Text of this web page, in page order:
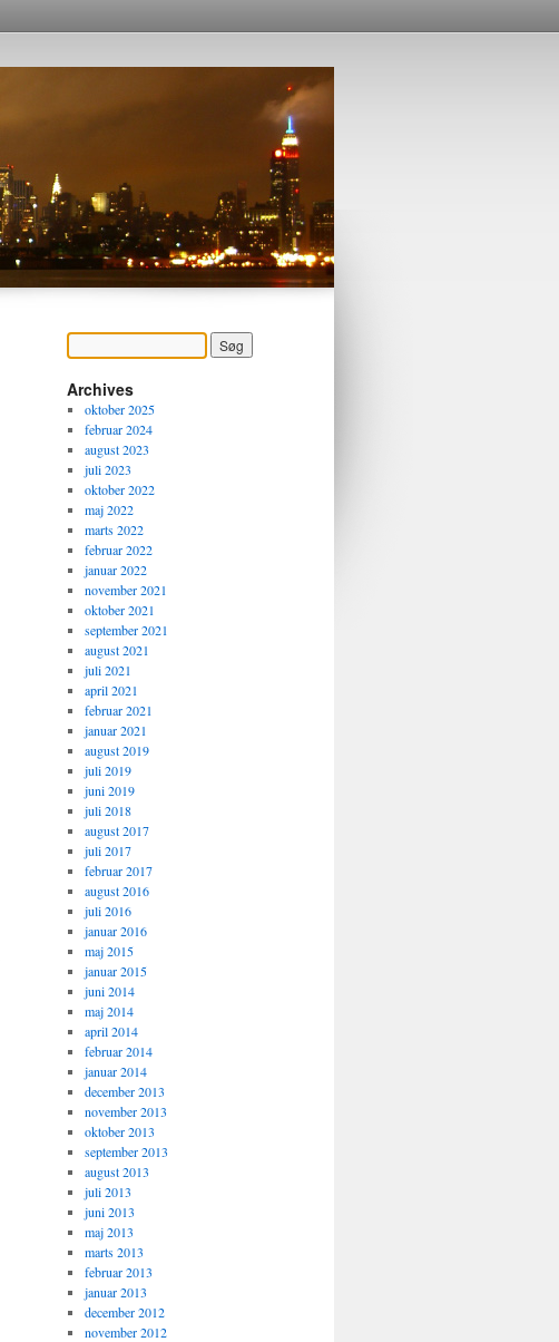
Archives
oktober 2025
februar 2024
august 2023
juli 2023
oktober 2022
maj 2022
marts 2022
februar 2022
januar 2022
november 2021
oktober 2021
september 2021
august 2021
juli 2021
april 2021
februar 2021
januar 2021
august 2019
juli 2019
juni 2019
juli 2018
august 2017
juli 2017
februar 2017
august 2016
juli 2016
januar 2016
maj 2015
januar 2015
juni 2014
maj 2014
april 2014
februar 2014
januar 2014
december 2013
november 2013
oktober 2013
september 2013
august 2013
juli 2013
juni 2013
maj 2013
marts 2013
februar 2013
januar 2013
december 2012
november 2012